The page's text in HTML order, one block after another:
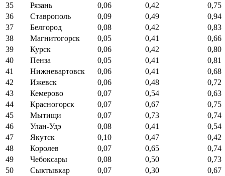
35
Рязань 0,06 0,42
0,75
36
Ставрополь 0,09 0,49
0,94
37
Белгород 0,08 0,42
0,83
38
Магнитогорск 0,05 0,41
0,66
39
Курск 0,06 0,42
0,80
40
Пенза 0,05 0,41
0,81
41
Нижневартовск 0,06 0,41
0,68
42
Ижевск 0,06 0,48
0,72
43
Кемерово 0,07 0,54
0,63
44
Красногорск 0,07 0,67
0,75
45
Мытищи 0,07 0,73
0,74
46
Улан-Удэ 0,08 0,41
0,54
47
Якутск 0,10 0,47
0,42
48
Королев 0,07 0,65
0,74
49
Чебоксары 0,08 0,50
0,73
50
Сыктывкар 0,07 0,30
0,67